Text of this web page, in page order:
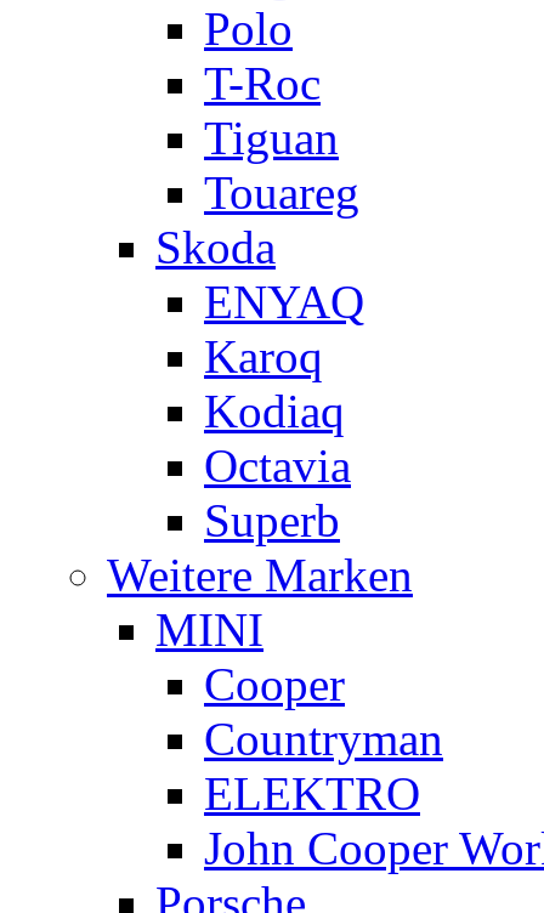
Polo
T-Roc
Tiguan
Touareg
Skoda
ENYAQ
Karoq
Kodiaq
Octavia
Superb
Weitere Marken
MINI
Cooper
Countryman
ELEKTRO
John Cooper